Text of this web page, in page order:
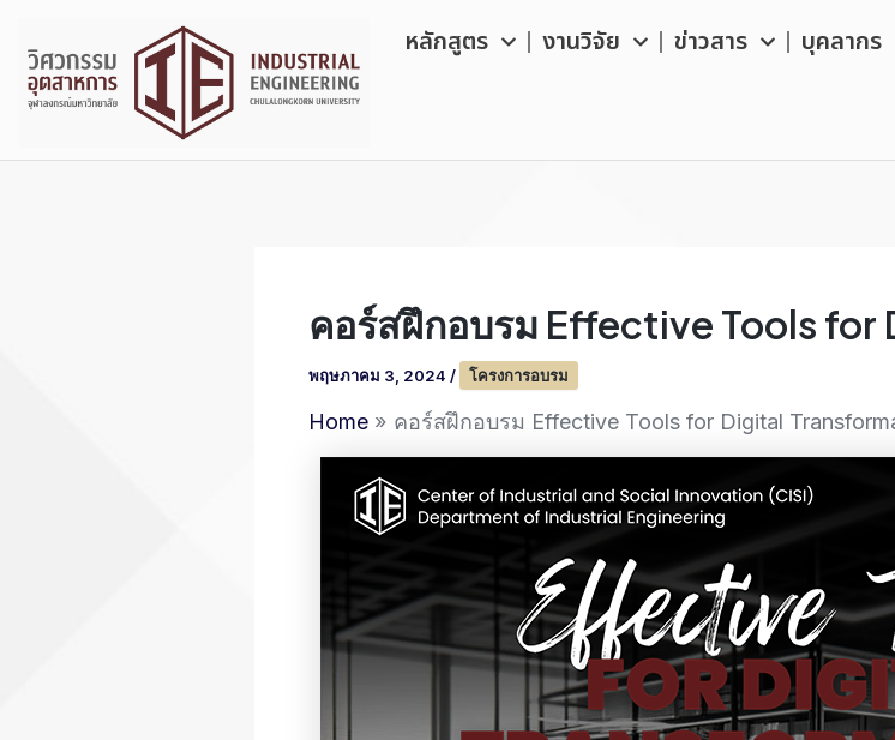
content
หลักสูตร งานวิจัย ข่าวสาร บุคลากร
คอร์สฝึกอบรม Effective Tools
พฤษภาคม 3, 2024 / โครงการอบรม
Home คอร์สฝึกอบรม Effective Tools for Digital